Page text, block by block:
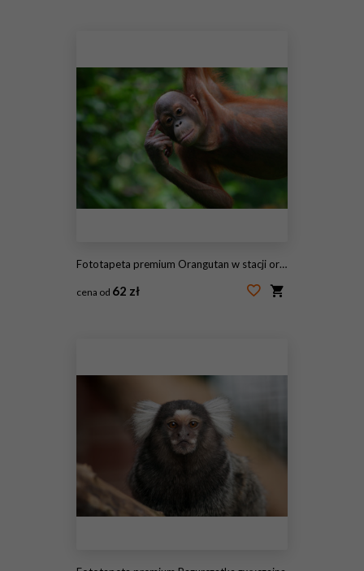
Fototapeta premium Orangutan w stacji orangutanów Sepilok na Borneo
cena od 62 zł